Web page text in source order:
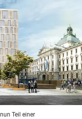
Teil einer